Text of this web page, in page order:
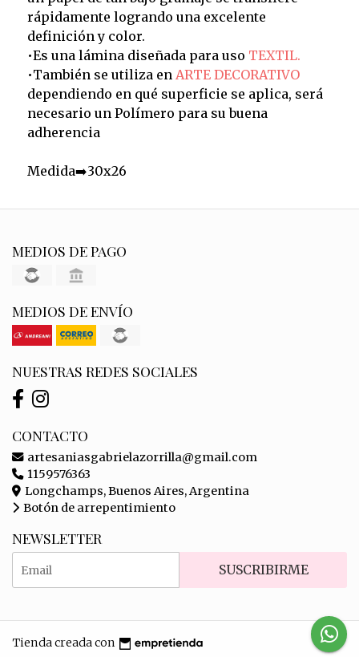
rápidamente logrando una excelente
definición y color.
•Es una lámina diseñada para uso TEXTIL.
•También se utiliza enARTE DECORATIVO
dependiendo en qué superficie se aplica, será
necesario un Polímero para su buena
adherencia
Medida➡️30x26
MEDIOS DE PAGO
MEDIOS DE ENVÍO
NUESTRAS REDES SOCIALES
CONTACTO
artesaniasgabrielazorrilla@gmail.com
1159576363
Longchamps, Buenos Aires, Argentina
Botón de arrepentimiento
NEWSLETTER
SUSCRIBIRME
Tienda creada con